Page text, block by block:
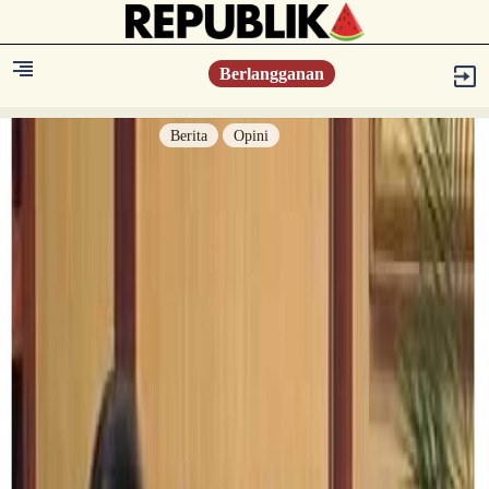
Berlangganan
Berita Opini
Hikmah
Opini
Konsultasi Syariah
Resonansi